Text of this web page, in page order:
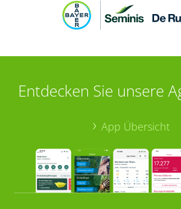
Entdecken Sie unsere
App Übersicht